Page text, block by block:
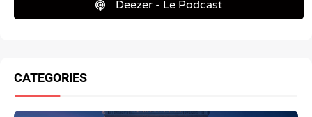
Deezer - Le Podcast
CATEGORIES